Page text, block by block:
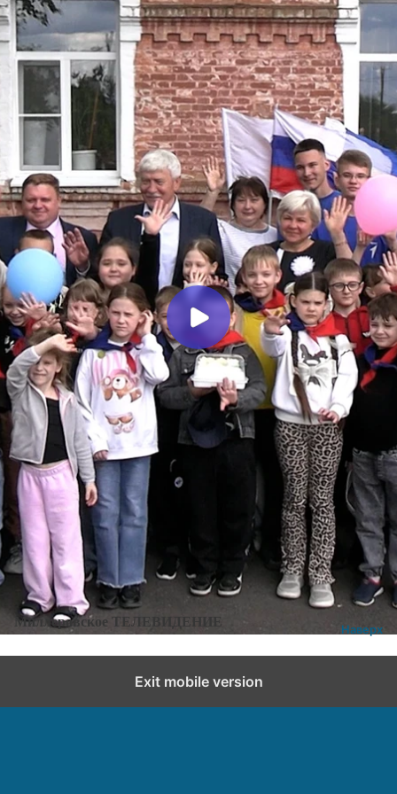
Миллеровское ТЕЛЕВИДЕНИЕ
Здравствуй, лето! Вячеслав
Василенко и Олег Коваленко
поздравили детей с праздником.
Миллеровское ТВ 2 месяца назад
Категории: Новости Новости города и района
Добавить комментарий
Миллеровское ТЕЛЕВИДЕНИЕ Наверх
Exit mobile version